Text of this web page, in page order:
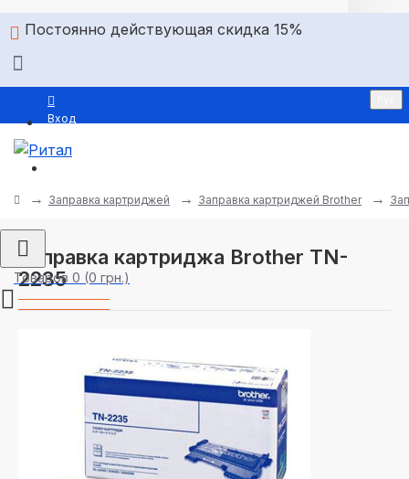
Постоянно действующая скидка 15%
Вход
Товаров 0 (0 грн.)
Заправка картриджей Заправка картриджей Brother
Заправка картриджа Brother TN-
2235